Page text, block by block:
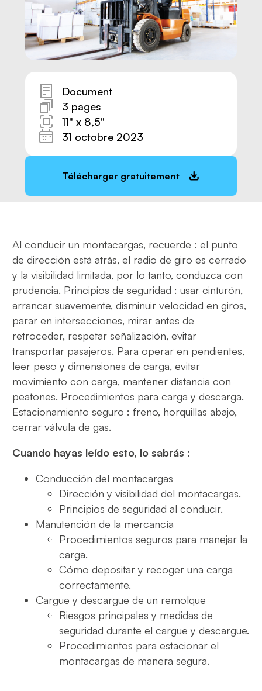
Nous joindre
Al conducir un montacargas, recuerde : el punto
de dirección está atrás, el radio de giro es cerrado
y la visibilidad limitada, por lo tanto, conduzca con
prudencia. Principios de seguridad : usar cinturón,
arrancar suavemente, disminuir velocidad en giros,
parar en intersecciones, mirar antes de
retroceder, respetar señalización, evitar
transportar pasajeros. Para operar en pendientes,
leer peso y dimensiones de carga, evitar
movimiento con carga, mantener distancia con
peatones. Procedimientos para carga y descarga.
Estacionamiento seguro : freno, horquillas abajo,
cerrar válvula de gas.
Cuando hayas leído esto, lo sabrás :
Conducción del montacargas
Dirección y visibilidad del montacargas.
Principios de seguridad al conducir.
Manutención de la mercancía
Procedimientos seguros para manejar la
carga.
Cómo depositar y recoger una carga
correctamente.
Cargue y descargue de un remolque
Riesgos principales y medidas de
seguridad durante el cargue y descargue.
Procedimientos para estacionar el
montacargas de manera segura.
Document
3 pages
11" x 8,5"
31 octobre 2023
Télécharger gratuitement